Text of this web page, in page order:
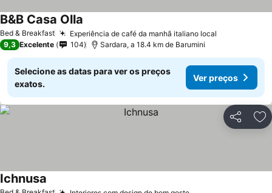
Bed & Breakfast Experiência de café da manhã italiano local
B&B Casa Olla
9,3 Excelente 104 Sardara, a 18.4 km de Barumini
Selecione as datas para ver os preços
exatos.
Ver preços
Partilhar
Ichnusa